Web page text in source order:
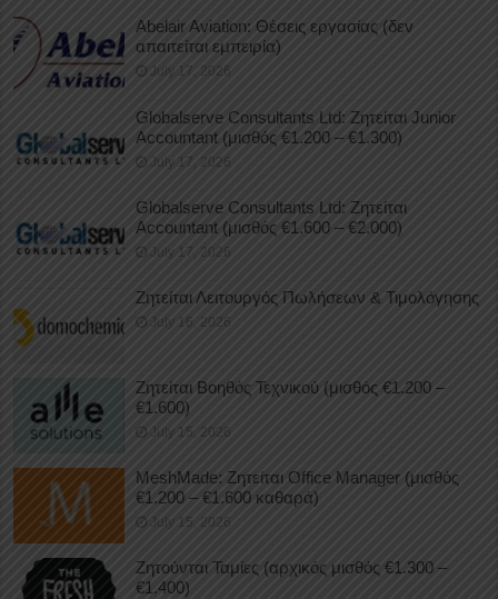
Abelair Aviation: Θέσεις εργασίας (δεν
απαιτείται εμπειρία)
July 17, 2026
Globalserve Consultants Ltd: Ζητείται Junior
Accountant (μισθός €1.200 – €1.300)
July 17, 2026
Globalserve Consultants Ltd: Ζητείται
Accountant (μισθός €1.600 – €2.000)
July 17, 2026
Ζητείται Λειτουργός Πωλήσεων & Τιμολόγησης
July 16, 2026
Ζητείται Βοηθός Τεχνικού (μισθός €1.200 –
€1.600)
July 15, 2026
MeshMade: Ζητείται Office Manager (μισθός
€1.200 – €1.600 καθαρά)
July 15, 2026
Ζητούνται Ταμίες (αρχικός μισθός €1.300 –
€1.400)